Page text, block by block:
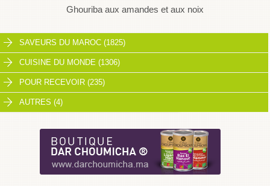
Ghouriba aux amandes et aux noix
SAVEURS DU MAROC (1825)
CUISINE DU MONDE (1306)
POUR RECEVOIR (235)
AUTRES (4)